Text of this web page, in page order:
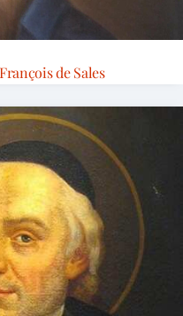
de Sales